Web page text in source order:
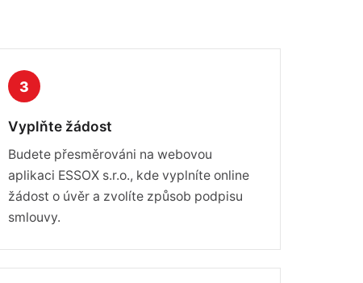
3
Vyplňte žádost
Budete přesměrováni na webovou
aplikaci ESSOX s.r.o., kde vyplníte online
žádost o úvěr a zvolíte způsob podpisu
smlouvy.